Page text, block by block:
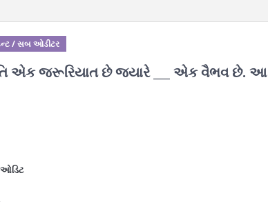
/ સબ ઓડીટર
એક જરૂરિયાત છે જ્યારે ___ એક વૈભવ છે. આ